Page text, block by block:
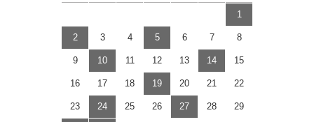
1
2 3 4 5 6 7 8
9 10 11 12 13 14 15
16 17 18 19 20 21 22
23 24 25 26 27 28 29